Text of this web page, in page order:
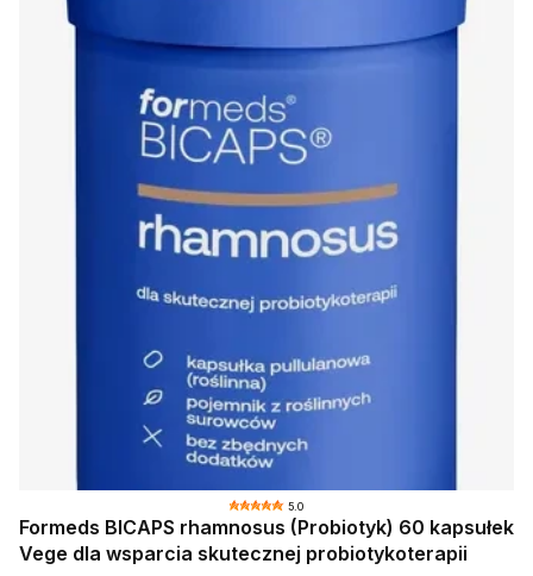
5.0
Formeds BICAPS rhamnosus (Probiotyk) 60 kapsułek
Vege dla wsparcia skutecznej probiotykoterapii